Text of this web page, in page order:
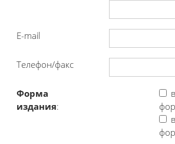
E-mail
Телефон/факс
Форма
издания: